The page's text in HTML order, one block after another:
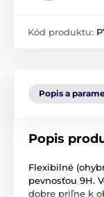
Kód produktu:
Popis a
Popis
Flexibilné
pevnosťou 9H.
dobre priľne k